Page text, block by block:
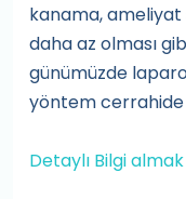
kanama, ameliyat
daha az olması
günümüzde
yöntem
Detaylı Bilgi